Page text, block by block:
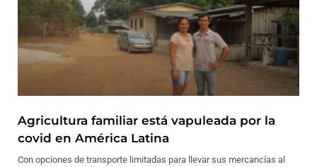
Agricultura familiar está vapuleada por la
covid en América Latina
Con opciones de transporte limitadas para llevar sus mercancías al